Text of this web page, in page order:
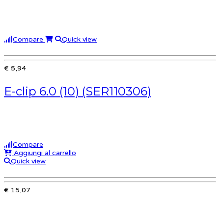
Compare Quick view
€ 5,94
E-clip 6.0 (10) (SER110306)
Compare
Aggiungi al carrello
Quick view
€ 15,07